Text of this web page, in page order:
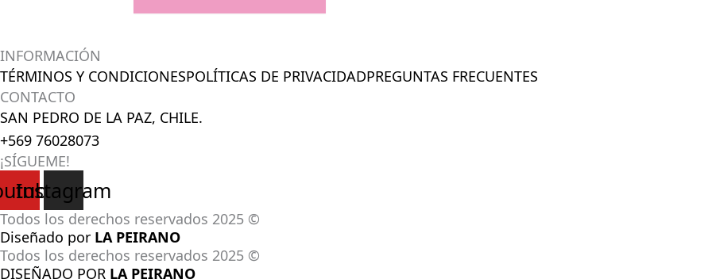
INFORMACIÓN
TÉRMINOS Y CONDICIONESPOLÍTICAS DE PRIVACIDADPREGUNTAS FRECUENTES
CONTACTO
SAN PEDRO DE LA PAZ, CHILE.
+569 76028073
¡SÍGUEME!
Instagram
Todos los derechos reservados 2025 ©
Diseñado por LA PEIRANO
Todos los derechos reservados 2025 ©
DISEÑADO POR LA PEIRANO